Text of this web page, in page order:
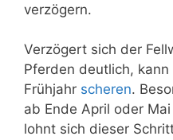
verzögern.
Verzögert sich der
Pferden deutlich,
Frühjahr scheren.
ab Ende April oder
lohnt sich dieser